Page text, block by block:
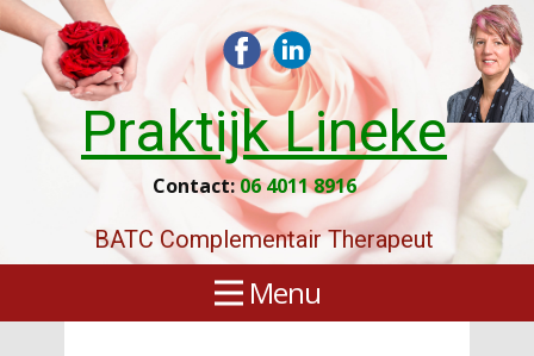
Praktijk Lineke
Contact:06 4011 8916
BATC Complementair Therapeut
Menu